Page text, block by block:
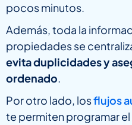
pocos minutos.
Además, toda la
propiedades se
evita duplicidades y
ordenado.
Por otro lado, losflujos
te permiten programar